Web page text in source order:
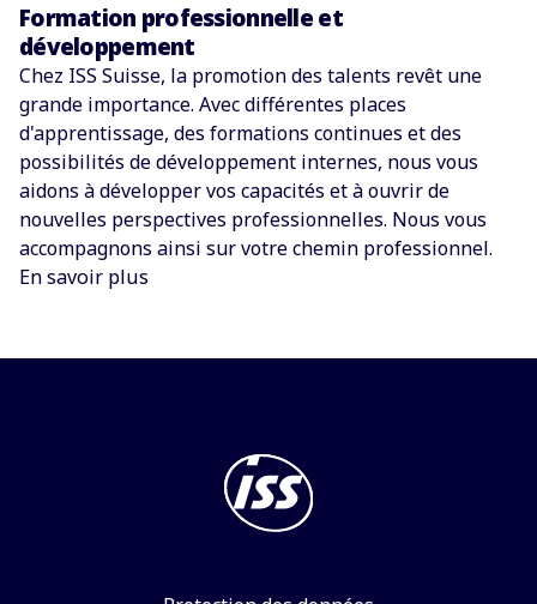
Formation professionnelle et
développement
Chez ISS Suisse, la promotion des talents revêt une
grande importance. Avec différentes places
d'apprentissage, des formations continues et des
possibilités de développement internes, nous vous
aidons à développer vos capacités et à ouvrir de
nouvelles perspectives professionnelles. Nous vous
accompagnons ainsi sur votre chemin professionnel.
En savoir plus